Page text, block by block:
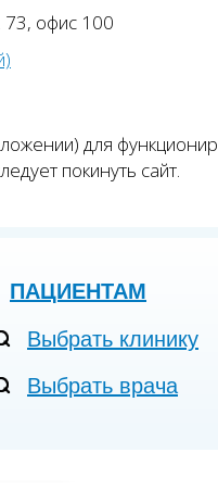
73, офис 100
для
покинуть сайт.
ПАЦИЕНТАМ
Выбрать клинику
Выбрать врача